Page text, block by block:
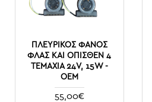
ΠΛΕΥΡΙΚΌΣ ΦΑΝΌΣ
ΦΛΑΣ ΚΑΙ ΌΠΙΣΘΕΝ 4
ΤΕΜΆΧΙΑ 24V, 15W -
OEM
55,00€